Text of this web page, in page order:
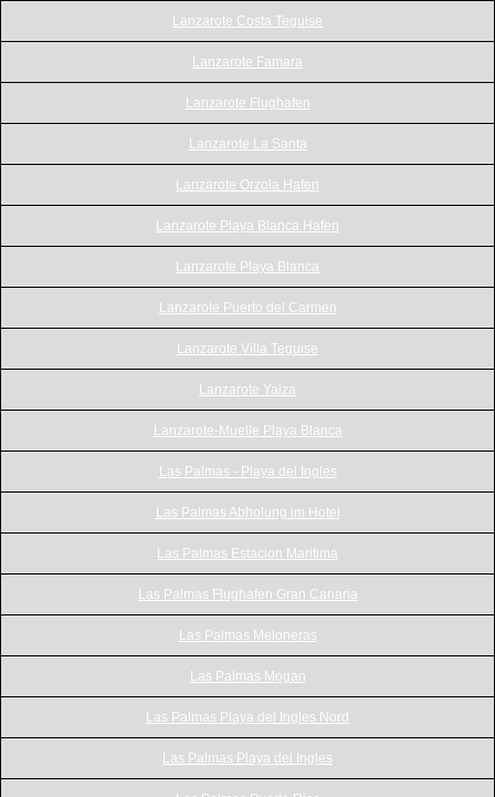
Lanzarote Costa Teguise
Lanzarote Famara
Lanzarote Flughafen
Lanzarote La Santa
Lanzarote Orzola Hafen
Lanzarote Playa Blanca Hafen
Lanzarote Playa Blanca
Lanzarote Puerto del Carmen
Lanzarote Villa Teguise
Lanzarote Yaiza
Lanzarote-Muelle Playa Blanca
Las Palmas - Playa del Ingles
Las Palmas Abholung im Hotel
Las Palmas Estacion Maritima
Las Palmas Flughafen Gran Canaria
Las Palmas Meloneras
Las Palmas Mogan
Las Palmas Playa del Ingles Nord
Las Palmas Playa del Ingles